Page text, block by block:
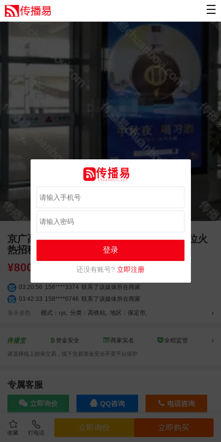
收藏 打电话
立即询价 立即购买
京广高铁高碑店东站 候车区独立刷屏广告位火
热招租
¥8000.00
03:20:56 156****3374 联系了该媒体所在商家
03:42:33 158****0746 联系了该媒体所在商家
01:59:39 189****2617
联系了该媒体所在商家
01:50:54
192****2334
联系了该媒体所在商家
10:08:47
02:32:27 176****3456 联系了该媒体所在商家
04:09:07 182****6963
联系了该媒体所在商家
130****3379 联系了该媒体所在商家
08:36:41
191****0991 联系了该媒体所在商家
服务参数 模式：cpt, 分类：高铁站, 地区：保定市,
资金安全 商家实名 全程监管
请选择线上担保交易，线下交易资金安全不受平台保护
专属客服
立即询价 QQ咨询 电话咨询
效果截图
登录
还没有账号? 立即注册